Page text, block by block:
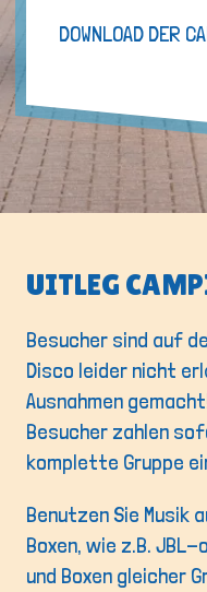
DOWNLOAD DER
UITLEG
Besucher sind auf
Disco leider nicht
Ausnahmen
Besucher zahlen
komplette Gruppe
Benutzen Sie Musik
Boxen, wie z.B.
und Boxen gleicher